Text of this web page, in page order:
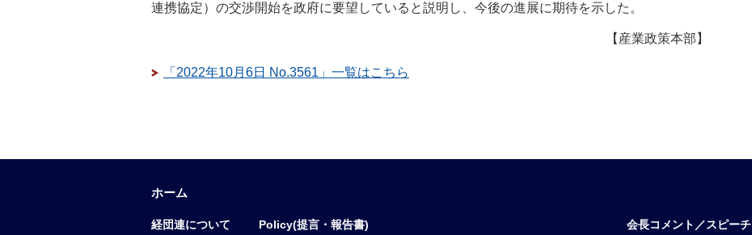
連携協定）の交渉開始を政府に要望していると説明し、今後の進展に期待を示した。
【産業政策本部】
「2022年10月6日 No.3561」一覧はこちら
ホーム
経団連について Policy(提言・報告書) 会長コメント／スピーチ